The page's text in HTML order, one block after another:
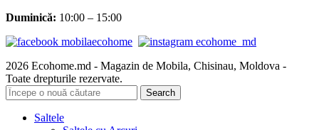
Duminică: 10:00 – 15:00
2026 Ecohome.md - Magazin de Mobila, Chisinau, Moldova -
Toate drepturile rezervate.
Search
Saltele